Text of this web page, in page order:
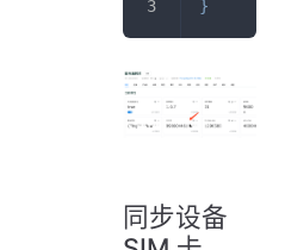
}
同步设备